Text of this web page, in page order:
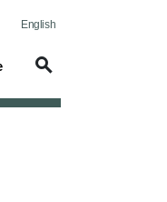
English